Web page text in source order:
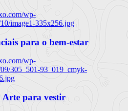
wp-
image1-335x256.jpg
para o bem-estar
wp-
305_501-93_019_cmyk-
para vestir